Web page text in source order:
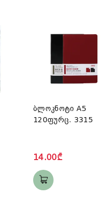
ბლოკნოტი A5
120ფურც. 3315
14.00₾